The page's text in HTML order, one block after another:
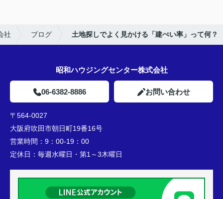
社 ブログ 土地探しでよく見かける「建ぺい率」って何？
昭和ハウジングセンター株式会社
06-6382-8886 お問い合わせ
〒564-0027
大阪府吹田市朝日町19番16号
営業時間： 9：00-19：00
定休日： 毎週水曜日・第1～3木曜日